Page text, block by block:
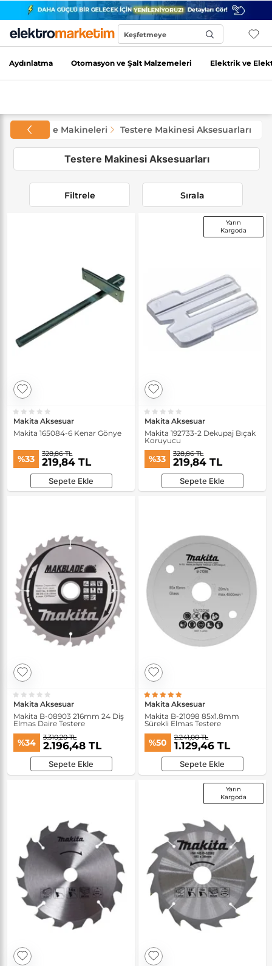
Keşfetmeye
Aydınlatma Otomasyon ve Şalt Malzemeleri Elektrik ve
Testere Makineleri Testere Makinesi Aksesuarları
Testere Makinesi Aksesuarları
Filtrele Sırala
Makita Aksesuar
Makita 165084-6 Kenar Gönye
%33 328,86 TL
219,84 TL
Sepete Ekle
Yarın
Kargoda
Makita Aksesuar
Makita 192733-2 Dekupaj Bıçak
Koruyucu
%33 328,86 TL
219,84 TL
Sepete Ekle
Makita Aksesuar
Makita B-08903 216mm 24 Diş
Elmas Daire Testere
%34 3.310,20 TL
2.196,48 TL
Sepete Ekle
Makita Aksesuar
Makita B-21098 85x1.8mm
Sürekli Elmas Testere
%50 2.241,00 TL
1.129,46 TL
Sepete Ekle
Yarın
Kargoda